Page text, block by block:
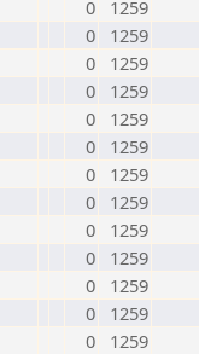
0
1259
0
1259
0
1259
0
1259
0
1259
0
1259
0
1259
0
1259
0
1259
0
1259
0
1259
0
1259
0
1259